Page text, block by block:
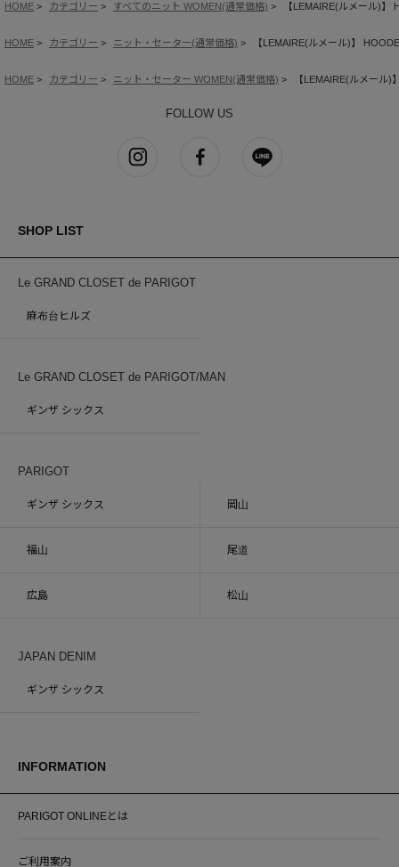
HOME カテゴリー すべてのニット WOMEN(通常価格) 【LEMAIRE(ルメール)】
HOME カテゴリー ニット・セーター(通常価格) 【LEMAIRE(ルメール)】
HOME カテゴリー ニット・セーター WOMEN(通常価格) 【LEMAIRE(ルメール)
FOLLOW US
SHOP LIST
Le GRAND CLOSET de PARIGOT
麻布台ヒルズ
Le GRAND CLOSET de PARIGOT/MAN
ギンザ シックス
PARIGOT
ギンザ シックス 岡山
福山 尾道
広島 松山
JAPAN DENIM
ギンザ シックス
INFORMATION
PARIGOT ONLINEとは
ご利用案内